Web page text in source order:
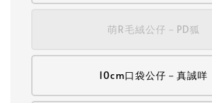
萌R毛絨公仔－PD狐
10cm口袋公仔－真誠咩